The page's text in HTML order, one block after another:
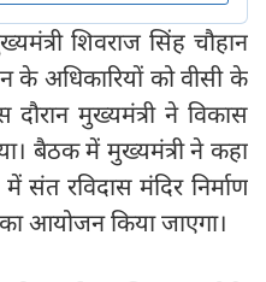
शिवराज सिंह चौहान
के अधिकारियों को वीसी के
मुख्यमंत्री ने विकास
बैठक में मुख्यमंत्री ने कहा
रविदास मंदिर निर्माण
आयोजन किया जाएगा।